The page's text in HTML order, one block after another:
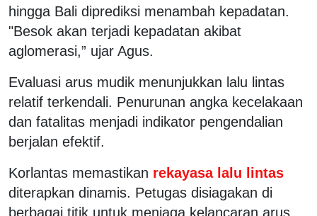
hingga Bali diprediksi menambah kepadatan.
"Besok akan terjadi kepadatan akibat
aglomerasi,” ujar Agus.
Evaluasi arus mudik menunjukkan lalu lintas
relatif terkendali. Penurunan angka kecelakaan
dan fatalitas menjadi indikator pengendalian
berjalan efektif.
Korlantas memastikan rekayasa lalu lintas
diterapkan dinamis. Petugas disiagakan di
berbagai titik untuk menjaga kelancaran arus